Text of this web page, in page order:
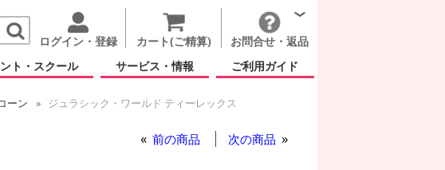
ログイン・登録 カート(ご精算)
お問合せ・返品
ト・スクール サービス・情報 ご利用ガイド
ーン
ジュラシック・ワールド ティーレックス
前の商品 次の商品